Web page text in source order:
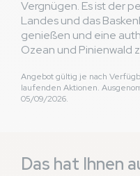
Vergnügen. Es ist der
Landes und das
genießen und eine
Ozean und Pinienwald
Angebot gültig je nach
laufenden Aktionen.
05/09/2026.
Das hat Ihnen